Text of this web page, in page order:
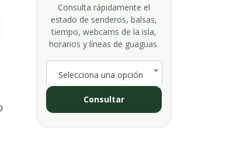
Consulta rápidamente el
estado de senderos, balsas,
tiempo, webcams de la isla,
horarios y líneas de guaguas.
Selecciona una opción
Consultar